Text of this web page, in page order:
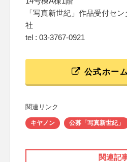
「写真新世紀」作品受付セ
社
tel : 03-3767-0921
公式ホー
関連リンク
キヤノン 公募「写真新世紀」
関連記